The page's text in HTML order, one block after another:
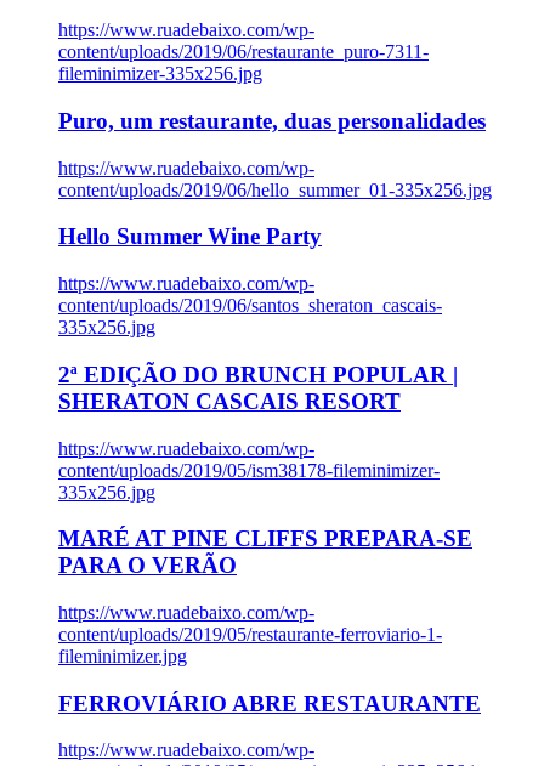
https://www.ruadebaixo.com/wp-
content/uploads/2019/06/restaurante_puro-7311-
fileminimizer-335x256.jpg
Puro, um restaurante, duas personalidades
https://www.ruadebaixo.com/wp-
content/uploads/2019/06/hello_summer_01-335x256.jpg
Hello Summer Wine Party
https://www.ruadebaixo.com/wp-
content/uploads/2019/06/santos_sheraton_cascais-
335x256.jpg
2ª EDIÇÃO DO BRUNCH POPULAR |
SHERATON CASCAIS RESORT
https://www.ruadebaixo.com/wp-
content/uploads/2019/05/ism38178-fileminimizer-
335x256.jpg
MARÉ AT PINE CLIFFS PREPARA-SE
PARA O VERÃO
https://www.ruadebaixo.com/wp-
content/uploads/2019/05/restaurante-ferroviario-1-
fileminimizer.jpg
FERROVIÁRIO ABRE RESTAURANTE
https://www.ruadebaixo.com/wp-